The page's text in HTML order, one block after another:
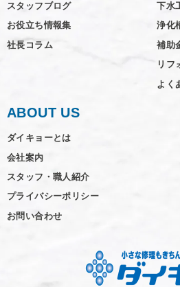
スタッフブログ
お役立ち情報集
社長コラム
下水
浄化
補助
リフ
よく
ABOUT US
ダイキョーとは
会社案内
スタッフ・職人紹介
プライバシーポリシー
お問い合わせ